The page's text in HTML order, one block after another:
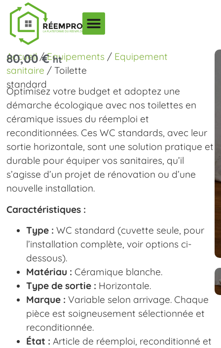
Accueil/Equipements / Equipement
sanitaire / Toilette
standard
80,00€ ht
Optimisez votre budget et adoptez une
démarche écologique avec nos toilettes en
céramique issues du réemploi et
reconditionnées. Ces WC standards, avec leur
sortie horizontale, sont une solution pratique et
durable pour équiper vos sanitaires, qu’il
s’agisse d’un projet de rénovation ou d’une
nouvelle installation.
Caractéristiques :
Type : WC standard (cuvette seule, pour
l’installation complète, voir options ci-
dessous).
Matériau : Céramique blanche.
Type de sortie : Horizontale.
Marque : Variable selon arrivage. Chaque
pièce est soigneusement sélectionnée et
reconditionnée.
État : Article de réemploi, reconditionné et